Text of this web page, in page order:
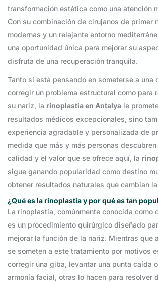
transformación estética como una atención
Con su combinación de cirujanos de primer
modernas y un relajante entorno
una oportunidad única para mejorar su
disfruta de una recuperación tranquila.
Tanto si está pensando en someterse a una
corregir un problema estructural como para
su nariz, la rinoplastia en Antalya le
resultados médicos excepcionales, sino
experiencia agradable y personalizada de
medida que más y más personas
calidad y el valor que se ofrece aquí, la
sigue ganando popularidad como destino
obtener resultados naturales que cambian
¿Qué es la rinoplastia y por qué es tan
La rinoplastia, comúnmente conocida como
es un procedimiento quirúrgico diseñado
mejorar la función de la nariz. Mientras que
se someten a este tratamiento por motivos
corregir una giba, levantar una punta caída
armonía facial, otras lo hacen para resolver